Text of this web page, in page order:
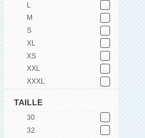
L
M
S
XL
XS
XXL
XXXL
TAILLE
30
32